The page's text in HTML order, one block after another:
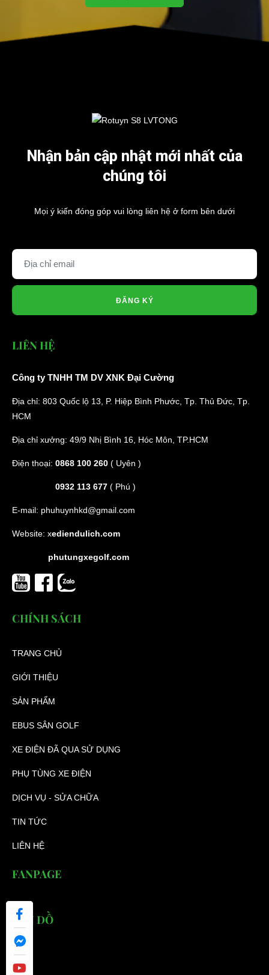
Nhận bản cập nhật mới nhất của
chúng tôi
Mọi ý kiến đóng góp vui lòng liên hệ ở form bên dưới
ĐĂNG KÝ
LIÊN HỆ
Công ty TNHH TM DV XNK Đại Cường
Địa chỉ: 803 Quốc lộ 13, P. Hiệp Bình Phước, Tp. Thủ Đức, Tp.
HCM
Địa chỉ xưởng: 49/9 Nhị Bình 16, Hóc Môn, TP.HCM
Điện thoại: 0868 100 260 ( Uyên )
0932 113 677 ( Phú )
E-mail: phuhuynhkd@gmail.com
Website: xediendulich.com
phutungxegolf.com
CHÍNH SÁCH
TRANG CHỦ
GIỚI THIỆU
SẢN PHẨM
EBUS SÂN GOLF
XE ĐIỆN ĐÃ QUA SỬ DỤNG
PHỤ TÙNG XE ĐIỆN
DỊCH VỤ - SỬA CHỮA
TIN TỨC
LIÊN HỆ
FANPAGE
BẢN ĐỒ